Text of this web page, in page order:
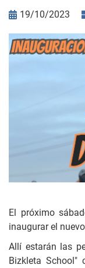
19/10/2023
El próximo
inaugurar el
Allí estarán las
Bizkleta School"